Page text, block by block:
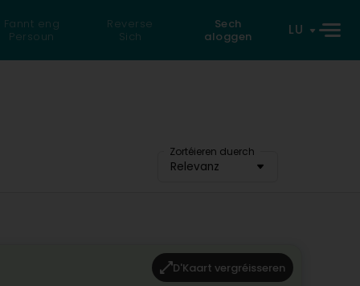
Fannt eng
Persoun
Reverse
Sich
Sech
aloggen
LU
Zortéieren duerch
Relevanz
D'Kaart vergréisseren